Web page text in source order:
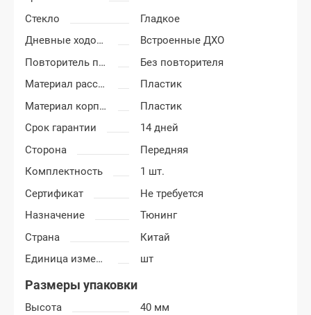
Стекло
Гладкое
Дневные ходовые огни
Встроенные ДХО
Повторитель поворота
Без повторителя
Материал рассеивателя
Пластик
Материал корпуса
Пластик
Срок гарантии
14 дней
Сторона
Передняя
Комплектность
1 шт.
Сертификат
Не требуется
Назначение
Тюнинг
Страна
Китай
Единица измерения
шт
Размеры упаковки
Высота
40 мм